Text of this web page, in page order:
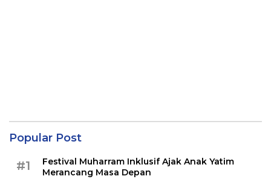
Popular Post
#1
Festival Muharram Inklusif Ajak Anak Yatim
Merancang Masa Depan